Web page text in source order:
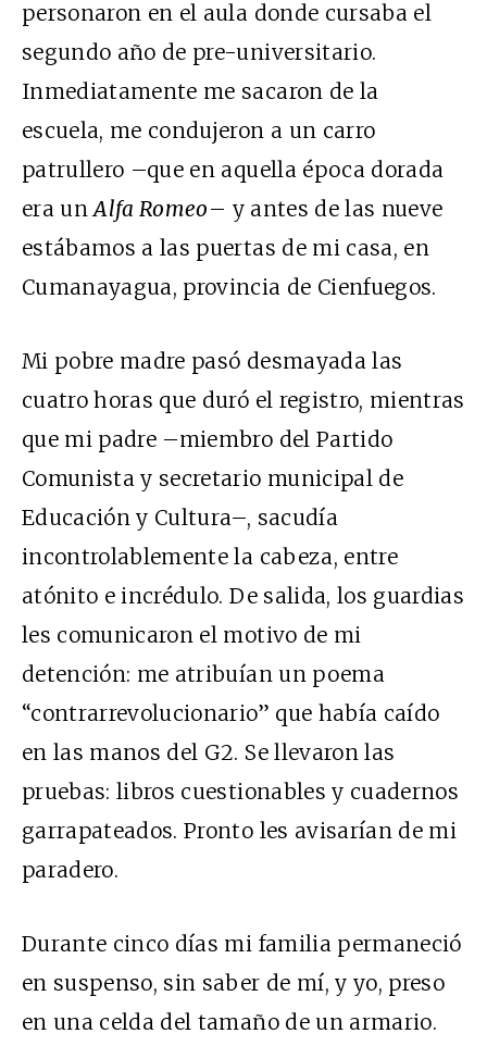
personaron en el aula donde cursaba el
segundo año de pre-universitario.
Inmediatamente me sacaron de la
escuela, me condujeron a un carro
patrullero –que en aquella época dorada
era unAlfa Romeo– y antes de las nueve
estábamos a las puertas de mi casa, en
Cumanayagua, provincia de Cienfuegos.
Mi pobre madre pasó desmayada las
cuatro horas que duró el registro, mientras
que mi padre –miembro del Partido
Comunista y secretario municipal de
Educación y Cultura–, sacudía
incontrolablemente la cabeza, entre
atónito e incrédulo. De salida, los guardias
les comunicaron el motivo de mi
detención: me atribuían un poema
“contrarrevolucionario” que había caído
en las manos del G2. Se llevaron las
pruebas: libros cuestionables y cuadernos
garrapateados. Pronto les avisarían de mi
paradero.
Durante cinco días mi familia permaneció
en suspenso, sin saber de mí, y yo, preso
en una celda del tamaño de un armario.